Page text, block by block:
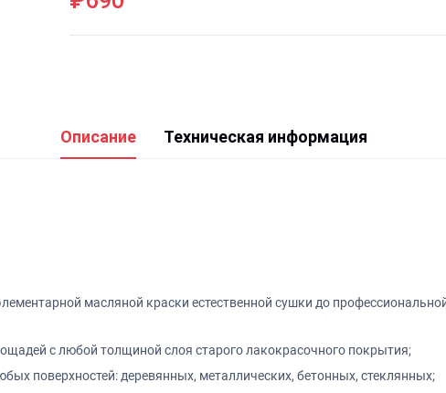
Описание Техническая информация
масляной краски естественной сушки до
с любой толщиной слоя старого лакокрасочного покрытия;
поверхностей: деревянных, металлических, бетонных, стеклянных;